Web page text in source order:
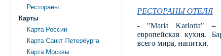
Рестораны
Карты
Карта России
Карта Санкт-Петербурга
Карта Москвы
РЕСТОРАНЫ ОТЕЛЯ
- "Maria Karlotta" –
европейская кухня.
всего мира, напитки.